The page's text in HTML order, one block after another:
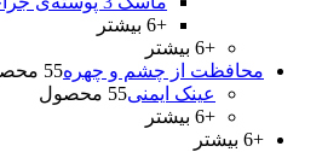
+6 بیشتر
+6 بیشتر
محافظت از چشم و چهره 55 محصول
عینک ايمنی 55 محصول
+6 بیشتر
+6 بیشتر